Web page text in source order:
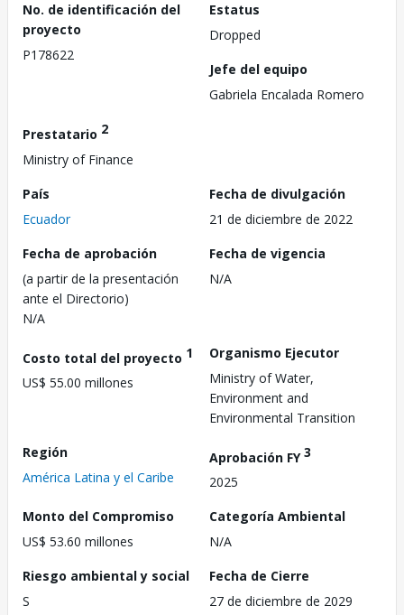
No. de identificación del
proyecto
P178622
Estatus
Dropped
Jefe del equipo
Gabriela Encalada Romero
Prestatario 2
Ministry of Finance
País
Ecuador
Fecha de divulgación
21 de diciembre de 2022
Fecha de aprobación
(a partir de la presentación
ante el Directorio)
N/A
Fecha de vigencia
N/A
Costo total del proyecto 1
US$ 55.00 millones
Organismo Ejecutor
Ministry of Water,
Environment and
Environmental Transition
Región
América Latina y el Caribe
Aprobación FY3
2025
Monto del Compromiso
US$ 53.60 millones
Categoría Ambiental
N/A
Riesgo ambiental y social
S
Fecha de Cierre
27 de diciembre de 2029